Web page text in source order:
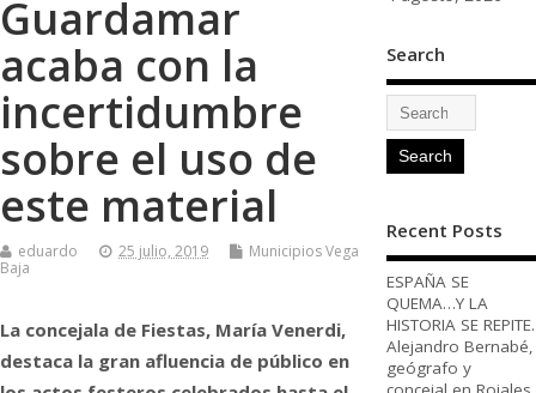
Guardamar
acaba con la
incertidumbre
sobre el uso de
este material
eduardo 25 julio, 2019
Municipios Vega
Baja
La concejala de Fiestas, María Venerdi,
destaca la gran afluencia de público en
Search
Recent Posts
ESPAÑA SE
QUEMA…Y LA
HISTORIA SE REPITE.
Alejandro Bernabé,
geógrafo y